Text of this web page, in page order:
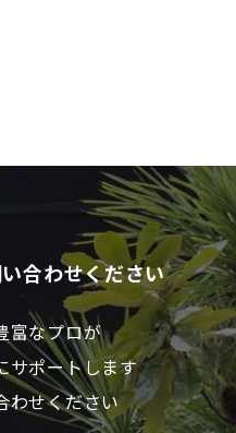
合わせください
富なプロが
サポートします
わせください